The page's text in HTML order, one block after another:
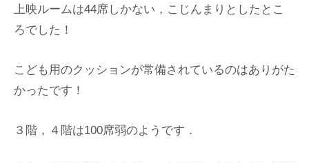
上映ルームは44席しかない，こじんまりとしたとこ
ろでした！
こども用のクッションが常備されているのはありがた
かったです！
３階，４階は100席弱のようです．